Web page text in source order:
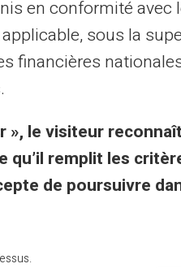
facteurs
à la même
désormais une
et une
en conformité avec
sous la
financières
», le visiteur
remplit les
de poursuivre